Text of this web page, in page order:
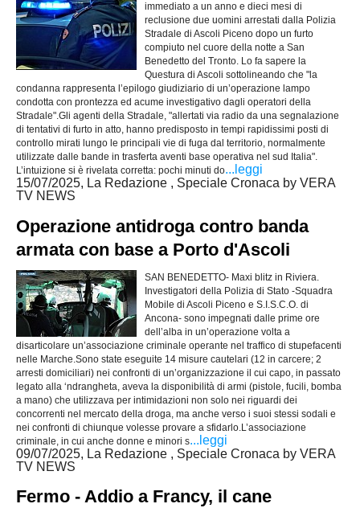
immediato a un anno e dieci mesi di
reclusione due uomini arrestati dalla Polizia
Stradale di Ascoli Piceno dopo un furto
compiuto nel cuore della notte a San
Benedetto del Tronto. Lo fa sapere la
Questura di Ascoli sottolineando che "la
condanna rappresenta l’epilogo giudiziario di un’operazione lampo
condotta con prontezza ed acume investigativo dagli operatori della
Stradale".Gli agenti della Stradale, "allertati via radio da una segnalazione
di tentativi di furto in atto, hanno predisposto in tempi rapidissimi posti di
controllo mirati lungo le principali vie di fuga dal territorio, normalmente
utilizzate dalle bande in trasferta aventi base operativa nel sud Italia".
L’intuizione si è rivelata corretta: pochi minuti do...leggi
15/07/2025, La Redazione , Speciale Cronaca by VERA
TV NEWS
Operazione antidroga contro banda
armata con base a Porto d'Ascoli
SAN BENEDETTO- Maxi blitz in Riviera.
Investigatori della Polizia di Stato -Squadra
Mobile di Ascoli Piceno e S.I.S.C.O. di
Ancona- sono impegnati dalle prime ore
dell’alba in un’operazione volta a
disarticolare un’associazione criminale operante nel traffico di stupefacenti
nelle Marche.Sono state eseguite 14 misure cautelari (12 in carcere; 2
arresti domiciliari) nei confronti di un’organizzazione il cui capo, in passato
legato alla ‘ndrangheta, aveva la disponibilità di armi (pistole, fucili, bomba
a mano) che utilizzava per intimidazioni non solo nei riguardi dei
concorrenti nel mercato della droga, ma anche verso i suoi stessi sodali e
nei confronti di chiunque volesse provare a sfidarlo.L’associazione
criminale, in cui anche donne e minori s...leggi
09/07/2025, La Redazione , Speciale Cronaca by VERA
TV NEWS
Fermo - Addio a Francy, il cane